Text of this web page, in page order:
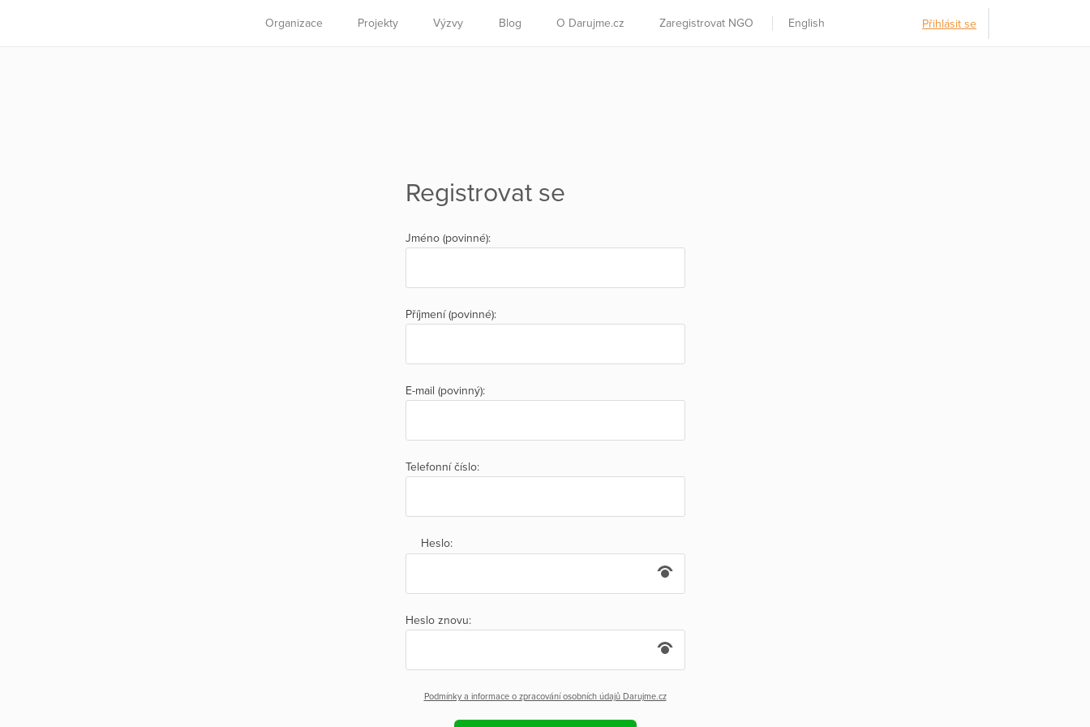
Organizace Projekty Výzvy Blog O Darujme.cz Zaregistrovat NGO English Přihlásit se
Registrovat se
Jméno (povinné):
Příjmení (povinné):
E-mail (povinný):
Telefonní číslo:
Heslo:
Heslo znovu:
Podmínky a informace o zpracování osobních údajů Darujme.cz